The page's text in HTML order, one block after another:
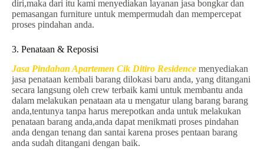
diri,maka dari itu kami menyediakan layanan jasa bongkar dan
pemasangan furniture untuk mempermudah dan mempercepat
proses pindahan anda.
3. Penataan & Reposisi
Jasa Pindahan Apartemen Cik Ditiro Residence menyediakan
jasa penataan kembali barang dilokasi baru anda, yang ditangani
secara langsung oleh crew terbaik kami untuk membantu anda
dalam melakukan penataan ata u mengatur ulang barang barang
anda,tentunya tanpa harus merepotkan anda untuk melakukan
penataan barang anda,anda dapat menikmati proses pindahan
anda dengan tenang dan santai karena proses pentaan barang
anda sudah ditangani dengan baik.